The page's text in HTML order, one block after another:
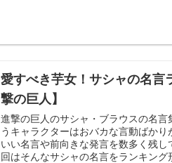
愛すべき芋女！サシャの名言
撃の巨人】
進撃の巨人のサシャ・ブラウスの名
うキャラクターはおバカな言動ばか
いい名言や前向きな発言を数多く残
回はそんなサシャの名言をランキング